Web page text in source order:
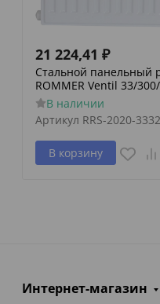
21 224,41 ₽
Стальной панельный
ROMMER Ventil 33/
В наличии
Артикул RRS-2020-
В корзину
Интернет-магазин